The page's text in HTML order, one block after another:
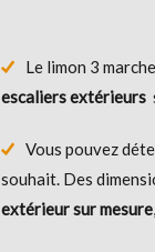
Le limon 3
escaliers extérieurs
Vous pouvez
souhait. Des
extérieur sur mesure